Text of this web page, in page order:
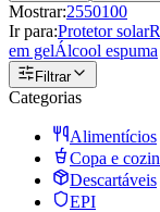
Mostrar:2550100
Ir para:Protetor solar
em gelÁlcool espuma
Filtrar
Categorias
Alimentícios
Copa e
Descartáveis
EPI